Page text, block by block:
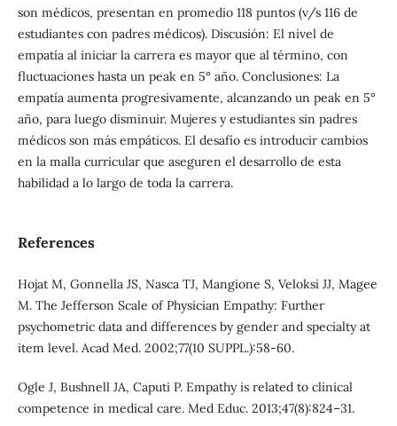
son médicos, presentan en promedio 118 puntos (v/s 116 de
estudiantes con padres médicos). Discusión: El nivel de
empatía al iniciar la carrera es mayor que al término, con
fluctuaciones hasta un peak en 5° año. Conclusiones: La
empatía aumenta progresivamente, alcanzando un peak en 5°
año, para luego disminuir. Mujeres y estudiantes sin padres
médicos son más empáticos. El desafío es introducir cambios
en la malla curricular que aseguren el desarrollo de esta
habilidad a lo largo de toda la carrera.
References
Hojat M, Gonnella JS, Nasca TJ, Mangione S, Veloksi JJ, Magee
M. The Jefferson Scale of Physician Empathy: Further
psychometric data and differences by gender and specialty at
item level. Acad Med. 2002;77(10 SUPPL.):58-60.
Ogle J, Bushnell JA, Caputi P. Empathy is related to clinical
competence in medical care. Med Educ. 2013;47(8):824–31.